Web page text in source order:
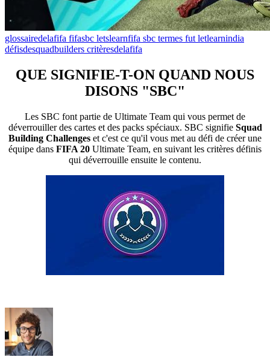
glossairedelafifa fifasbc letslearnfifa sbc termes fut letlearnindia
défisdesquadbuilders critèresdelafifa
QUE SIGNIFIE-T-ON QUAND NOUS
DISONS "SBC"
Les SBC font partie de Ultimate Team qui vous permet de
déverrouiller des cartes et des packs spéciaux. SBC signifie Squad
Building Challenges et c'est ce qu'il vous met au défi de créer une
équipe dans FIFA 20 Ultimate Team, en suivant les critères définis
qui déverrouille ensuite le contenu.